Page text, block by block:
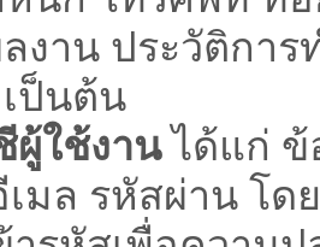
งาน ประวัติกา
ป็นต้น
ใช้งานได้แก่ ข้
เมล รหัสผ่าน โ